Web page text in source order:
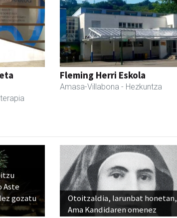
Fleming Herri Eskola
Amasa-Villabona - Hezkuntza
Aste
gozatu
Otoitzaldia, larunbat honetan,
Ama Kandidaren omenez